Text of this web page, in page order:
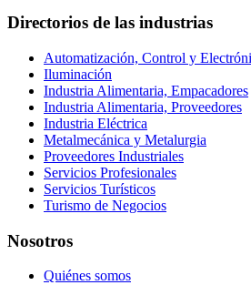
Directorios de las industrias
Automatización, Control y
Iluminación
Industria Alimentaria, Empacadores
Industria Alimentaria, Proveedores
Industria Eléctrica
Metalmecánica y Metalurgia
Proveedores Industriales
Servicios Profesionales
Servicios Turísticos
Turismo de Negocios
Nosotros
Quiénes somos